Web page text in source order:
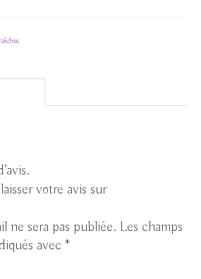
votre avis sur
ne sera pas publiée. Les champs
avec *